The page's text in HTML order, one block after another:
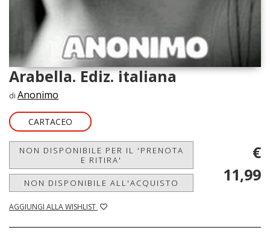
Arabella. Ediz. italiana
di Anonimo
CARTACEO
NON DISPONIBILE PER IL 'PRENOTA
E RITIRA'
NON DISPONIBILE ALL'ACQUISTO
AGGIUNGI ALLA WISHLIST
€
11,99